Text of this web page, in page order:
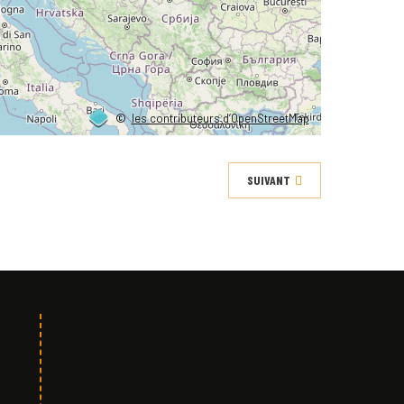
©les contributeurs d’OpenStreetMap
SUIVANT